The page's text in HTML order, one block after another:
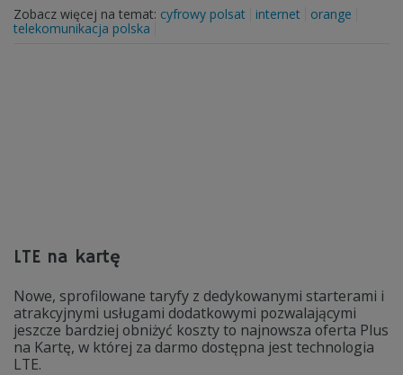
Zobacz więcej na temat: cyfrowy polsat internet
orange
telekomunikacja polska
LTE na kartę
Nowe, sprofilowane taryfy z dedykowanymi starterami i
atrakcyjnymi usługami dodatkowymi pozwalającymi
jeszcze bardziej obniżyć koszty to najnowsza oferta Plus
na Kartę, w której za darmo dostępna jest technologia
LTE.